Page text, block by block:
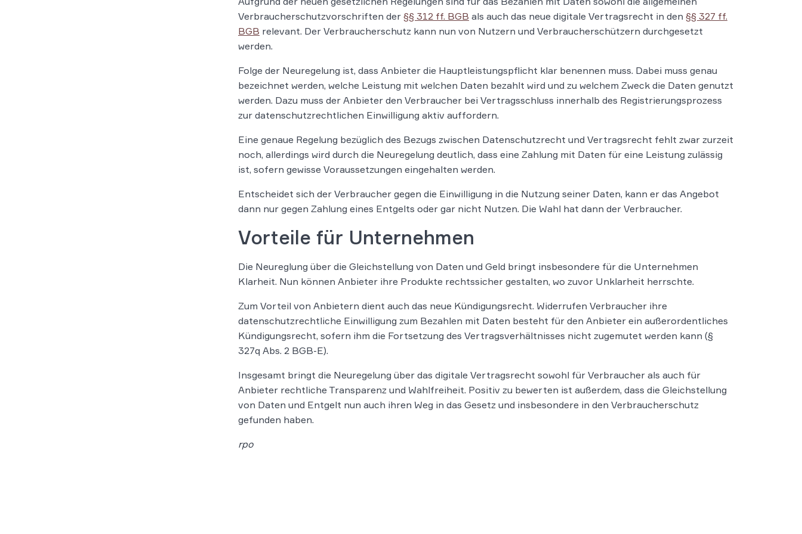
Verbraucherschutzvorschriften der §§ 312 ff. BGB als auch das neue digitale Vertragsrecht in den §§ 327 ff.
BGB relevant. Der Verbraucherschutz kann nun von Nutzern und Verbraucherschützern durchgesetzt
werden.
Folge der Neuregelung ist, dass Anbieter die Hauptleistungspflicht klar benennen muss. Dabei muss genau
bezeichnet werden, welche Leistung mit welchen Daten bezahlt wird und zu welchem Zweck die Daten genutzt
werden. Dazu muss der Anbieter den Verbraucher bei Vertragsschluss innerhalb des Registrierungsprozess
zur datenschutzrechtlichen Einwilligung aktiv auffordern.
Eine genaue Regelung bezüglich des Bezugs zwischen Datenschutzrecht und Vertragsrecht fehlt zwar zurzeit
noch, allerdings wird durch die Neuregelung deutlich, dass eine Zahlung mit Daten für eine Leistung zulässig
ist, sofern gewisse Voraussetzungen eingehalten werden.
Entscheidet sich der Verbraucher gegen die Einwilligung in die Nutzung seiner Daten, kann er das Angebot
dann nur gegen Zahlung eines Entgelts oder gar nicht Nutzen. Die Wahl hat dann der Verbraucher.
Vorteile für Unternehmen
Die Neureglung über die Gleichstellung von Daten und Geld bringt insbesondere für die Unternehmen
Klarheit. Nun können Anbieter ihre Produkte rechtssicher gestalten, wo zuvor Unklarheit herrschte.
Zum Vorteil von Anbietern dient auch das neue Kündigungsrecht. Widerrufen Verbraucher ihre
datenschutzrechtliche Einwilligung zum Bezahlen mit Daten besteht für den Anbieter ein außerordentliches
Kündigungsrecht, sofern ihm die Fortsetzung des Vertragsverhältnisses nicht zugemutet werden kann (§
327q Abs. 2 BGB-E).
Insgesamt bringt die Neuregelung über das digitale Vertragsrecht sowohl für Verbraucher als auch für
Anbieter rechtliche Transparenz und Wahlfreiheit. Positiv zu bewerten ist außerdem, dass die Gleichstellung
von Daten und Entgelt nun auch ihren Weg in das Gesetz und insbesondere in den Verbraucherschutz
gefunden haben.
rpo